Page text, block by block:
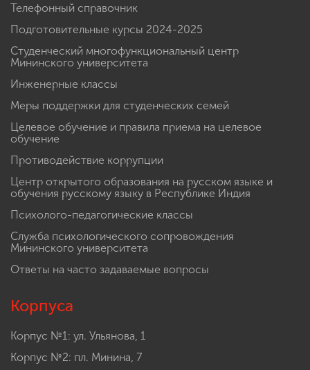
Телефонный справочник
Подготовительные курсы 2024-2025
Студенческий многофункциональный центр
Мининского университета
Инженерные классы
Меры поддержки для студенческих семей
Целевое обучение и правила приема на целевое
обучение
Противодействие коррупции
Центр открытого образования на русском языке и
обучения русскому языку в Республике Индия
Психолого-педагогические классы
Служба психологического сопровождения
Мининского университета
Ответы на часто задаваемые вопросы
Корпуса
Корпус №1: ул. Ульянова, 1
Корпус №2: пл. Минина, 7